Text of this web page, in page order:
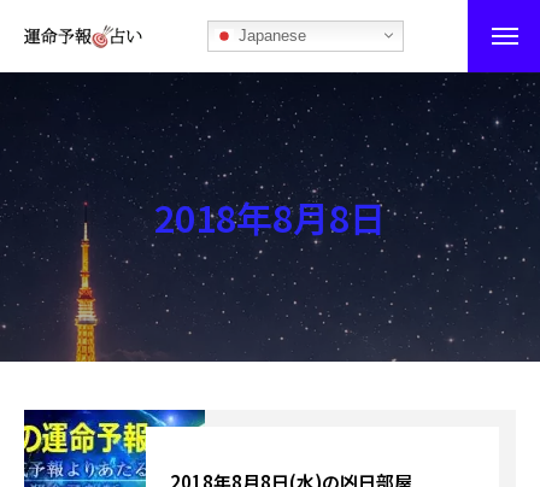
Japanese
運命予報占い
運命予報占いとは
あなたの所属部屋を探そう！
最恐の相性占い
秘伝公開！吉凶カレンダー
記事カテゴリー
ブログ
2018年8月8日
2018年8月8日(水)の凶日部屋